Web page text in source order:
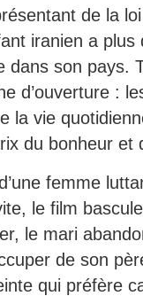
de la
iranien a plus
dans son pays.
d’ouverture :
la vie
du bonheur
femme
le film
le mari
de son
qui préfère